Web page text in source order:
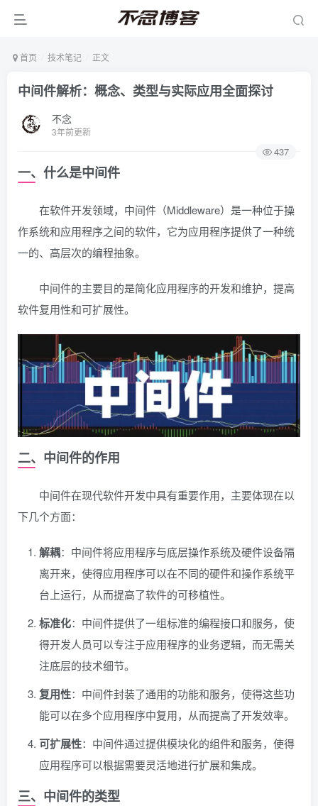
首页 技术笔记 正文
中间件解析：概念、类型与实际应用全面探讨
不念
3年前更新
437
一、什么是中间件
在软件开发领域，中间件（Middleware）是一种位于操
作系统和应用程序之间的软件，它为应用程序提供了一种统
一的、高层次的编程抽象。
中间件的主要目的是简化应用程序的开发和维护，提高
软件复用性和可扩展性。
二、中间件的作用
中间件在现代软件开发中具有重要作用，主要体现在以
下几个方面：
解耦：中间件将应用程序与底层操作系统及硬件设备隔
离开来，使得应用程序可以在不同的硬件和操作系统平
台上运行，从而提高了软件的可移植性。
标准化：中间件提供了一组标准的编程接口和服务，使
得开发人员可以专注于应用程序的业务逻辑，而无需关
注底层的技术细节。
复用性：中间件封装了通用的功能和服务，使得这些功
能可以在多个应用程序中复用，从而提高了开发效率。
可扩展性：中间件通过提供模块化的组件和服务，使得
应用程序可以根据需要灵活地进行扩展和集成。
三、中间件的类型